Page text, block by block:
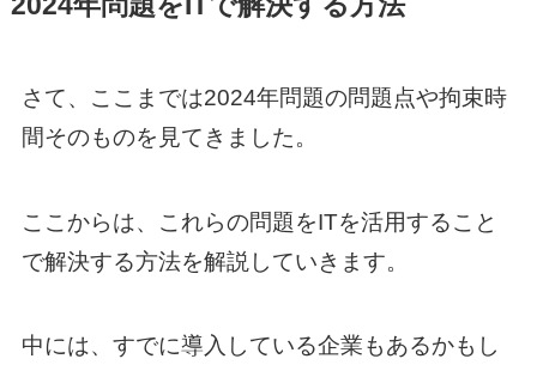
さて、ここまでは2024年問題の問題点や拘束時
間そのものを見てきました。
ここからは、これらの問題をITを活用すること
で解決する方法を解説していきます。
中には、すでに導入している企業もあるかもし